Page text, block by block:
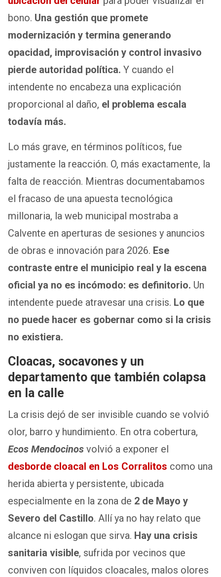
bono. Una gestión que promete
modernización y termina generando
opacidad, improvisación y control invasivo
pierde autoridad política. Y cuando el
intendente no encabeza una explicación
proporcional al daño, el problema escala
todavía más.
Lo más grave, en términos políticos, fue
justamente la reacción. O, más exactamente, la
falta de reacción. Mientras documentabamos
el fracaso de una apuesta tecnológica
millonaria, la web municipal mostraba a
Calvente en aperturas de sesiones y anuncios
de obras e innovación para 2026. Ese
contraste entre el municipio real y la escena
oficial ya no es incómodo: es definitorio. Un
intendente puede atravesar una crisis. Lo que
no puede hacer es gobernar como si la crisis
no existiera.
Cloacas, socavones y un
departamento que también colapsa
en la calle
La crisis dejó de ser invisible cuando se volvió
olor, barro y hundimiento. En otra cobertura,
Ecos Mendocinos volvió a exponer el
desborde cloacal en Los Corralitos como una
herida abierta y persistente, ubicada
especialmente en la zona de 2 de Mayo y
Severo del Castillo. Allí ya no hay relato que
alcance ni eslogan que sirva. Hay una crisis
sanitaria visible, sufrida por vecinos que
conviven con líquidos cloacales, malos olores